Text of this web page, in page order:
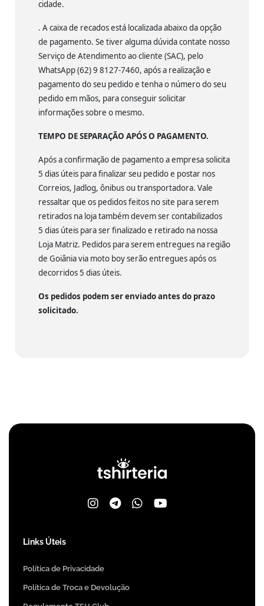
cidade.
. A caixa de recados está localizada abaixo da opção
de pagamento. Se tiver alguma dúvida contate nosso
Serviço de Atendimento ao cliente (SAC), pelo
WhatsApp (62) 9 8127-7460, após a realização e
pagamento do seu pedido e tenha o número do seu
pedido em mãos, para conseguir solicitar
informações sobre o mesmo.
TEMPO DE SEPARAÇÃO APÓS O PAGAMENTO.
Após a confirmação de pagamento a empresa solicita
5 dias úteis para finalizar seu pedido e postar nos
Correios, Jadlog, ônibus ou transportadora. Vale
ressaltar que os pedidos feitos no site para serem
retirados na loja também devem ser contabilizados
5 dias úteis para ser finalizado e retirado na nossa
Loja Matriz. Pedidos para serem entregues na região
de Goiânia via moto boy serão entregues após os
decorridos 5 dias úteis.
Os pedidos podem ser enviado antes do prazo
solicitado.
Links Úteis
Política de Privacidade
Política de Troca e Devolução